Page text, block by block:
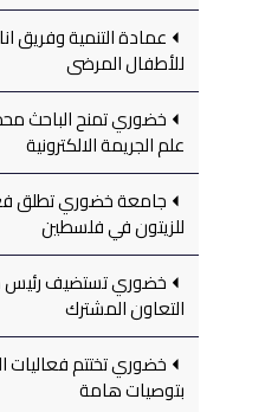
عمادة التنمية وفريق
للأطفال المرضى
خضوري تمنح الباحث
علم الجريمة الالكترونية
جامعة خضوري تطلق
للزيتون في فلسطين
خضوري تستضيف رئيس
التعاون المشترك
خضوري تختتم فعاليات
بتوصيات هامة